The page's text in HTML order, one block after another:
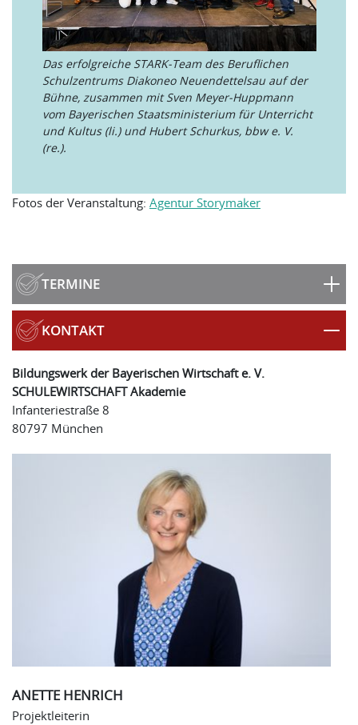
Das erfolgreiche STARK-Team des Beruflichen
Schulzentrums Diakoneo Neuendettelsau auf der
Bühne, zusammen mit Sven Meyer-Huppmann
vom Bayerischen Staatsministerium für Unterricht
und Kultus (li.) und Hubert Schurkus, bbw e. V.
(re.).
Fotos der Veranstaltung: Agentur Storymaker
TERMINE
KONTAKT
Bildungswerk der Bayerischen Wirtschaft e. V.
SCHULEWIRTSCHAFT Akademie
Infanteriestraße 8
80797 München
ANETTE HENRICH
Projektleiterin